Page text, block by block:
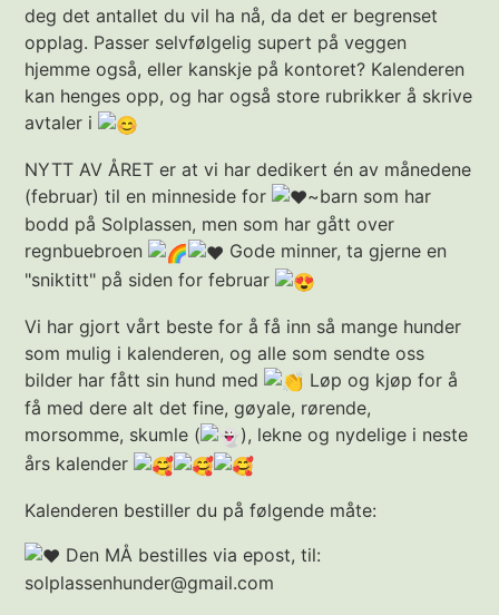
deg det antallet du vil ha nå, da det er begrenset
opplag. Passer selvfølgelig supert på veggen
hjemme også, eller kanskje på kontoret? Kalenderen
kan henges opp, og har også store rubrikker å skrive
avtaler i
NYTT AV ÅRET er at vi har dedikert én av månedene
(februar) til en minneside for
~barn som har
bodd på Solplassen, men som har gått over
regnbuebroen
Gode minner, ta gjerne en
"sniktitt" på siden for februar
Vi har gjort vårt beste for å få inn så mange hunder
som mulig i kalenderen, og alle som sendte oss
bilder har fått sin hund med
Løp og kjøp for å
få med dere alt det fine, gøyale, rørende,
morsomme, skumle (
), lekne og nydelige i neste
års kalender
Kalenderen bestiller du på følgende måte:
Den MÅ bestilles via epost, til:
solplassenhunder@gmail.com